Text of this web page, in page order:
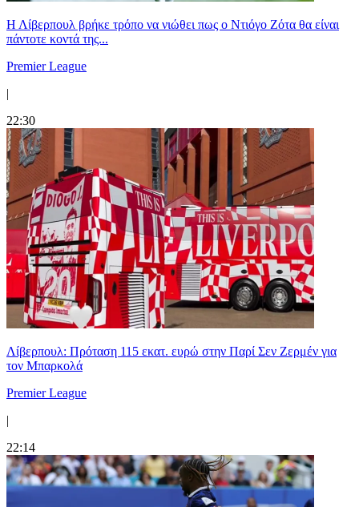
Η Λίβερπουλ βρήκε τρόπο να νιώθει πως ο Ντιόγο Ζότα θα είναι
πάντοτε κοντά της...
Premier League
|
22:30
Λίβερπουλ: Πρόταση 115 εκατ. ευρώ στην Παρί Σεν Ζερμέν για
τον Μπαρκολά
Premier League
|
22:14